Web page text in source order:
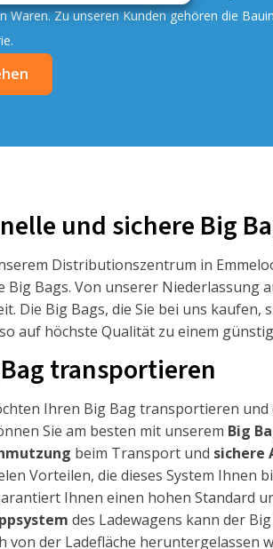
Waren. Zu unseren Kunden gehören die
und sichere Big
Distributionszentrum in
Big Bags. Von unserer Niederlassung
Die Big Bags, die Sie bei uns kaufen,
auf höchste Qualität zu einem
transportieren
Ihren Big Bag transportieren und
Sie am besten mit unserem Big
beim Transport und sichere
Vorteilen, die dieses System Ihnen
Ihnen einen hohen Standard
des Ladewagens kann der
von der Ladefläche heruntergelassen